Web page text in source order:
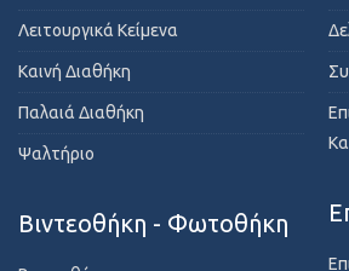
Λειτουργικά Κείμενα
Καινή Διαθήκη
Παλαιά Διαθήκη
Ψαλτήριο
Βιντεοθήκη - Φωτοθήκη